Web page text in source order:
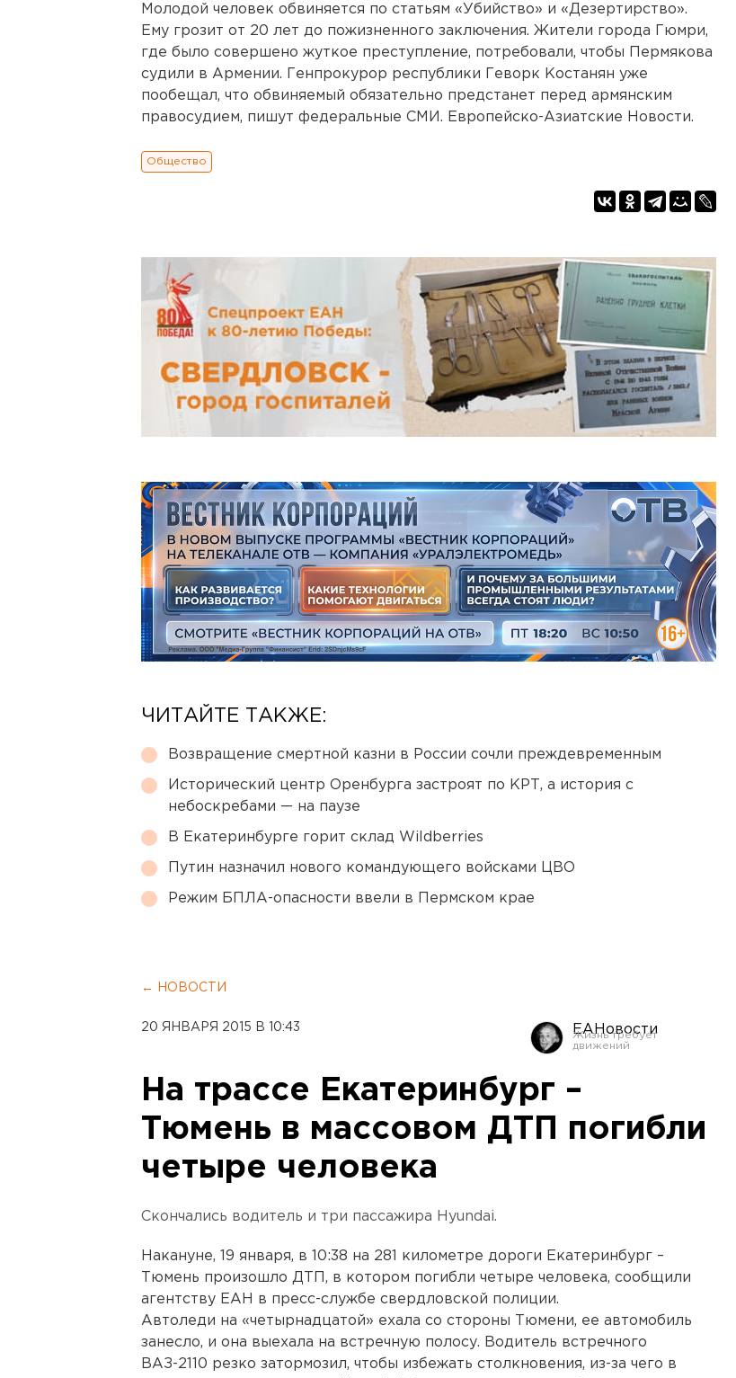
Молодой человек обвиняется по статьям «Убийство» и «Дезертирство».
Ему грозит от 20 лет до пожизненного заключения. Жители города Гюмри,
где было совершено жуткое преступление, потребовали, чтобы Пермякова
судили в Армении. Генпрокурор республики Геворк Костанян уже
пообещал, что обвиняемый обязательно предстанет перед армянским
правосудием, пишут федеральные СМИ. Европейско-Азиатские Новости.
Общество
ЧИТАЙТЕ ТАКЖЕ:
Возвращение смертной казни в России сочли преждевременным
Исторический центр Оренбурга застроят по КРТ, а история с
небоскребами — на паузе
В Екатеринбурге горит склад Wildberries
Путин назначил нового командующего войсками ЦВО
Режим БПЛА-опасности ввели в Пермском крае
← НОВОСТИ
20 ЯНВАРЯ 2015 В 10:43 ЕАНовости
На трассе Екатеринбург –
Тюмень в массовом ДТП погибли
четыре человека
Скончались водитель и три пассажира Hyundai.
Накануне, 19 января, в 10:38 на 281 километре дороги Екатеринбург –
Тюмень произошло ДТП, в котором погибли четыре человека, сообщили
агентству ЕАН в пресс-службе свердловской полиции.
Автоледи на «четырнадцатой» ехала со стороны Тюмени, ее автомобиль
занесло, и она выехала на встречную полосу. Водитель встречного
ВАЗ-2110 резко затормозил, чтобы избежать столкновения, из-за чего в